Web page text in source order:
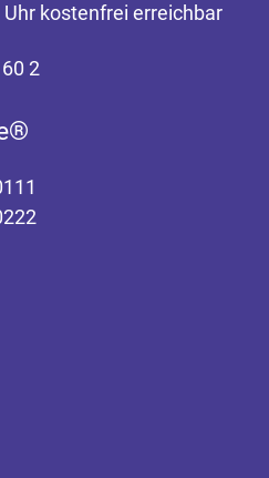
Uhr kostenfrei erreichbar
2